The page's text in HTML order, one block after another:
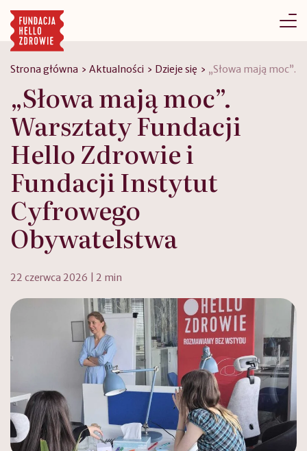
to
content
Strona główna › Aktualności › Dzieje się › „Słowa mają moc”.
„Słowa mają moc”.
Warsztaty Fundacji
Hello Zdrowie i
Fundacji Instytut
Cyfrowego
Obywatelstwa
22 czerwca 2026 | 2 min